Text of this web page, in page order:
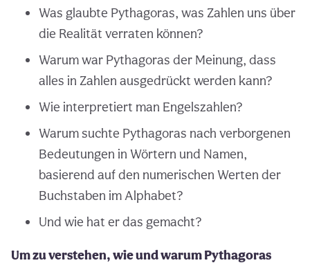
Was glaubte Pythagoras, was Zahlen uns über
die Realität verraten können?
Warum war Pythagoras der Meinung, dass
alles in Zahlen ausgedrückt werden kann?
Wie interpretiert man Engelszahlen?
Warum suchte Pythagoras nach verborgenen
Bedeutungen in Wörtern und Namen,
basierend auf den numerischen Werten der
Buchstaben im Alphabet?
Und wie hat er das gemacht?
Um zu verstehen, wie und warum Pythagoras